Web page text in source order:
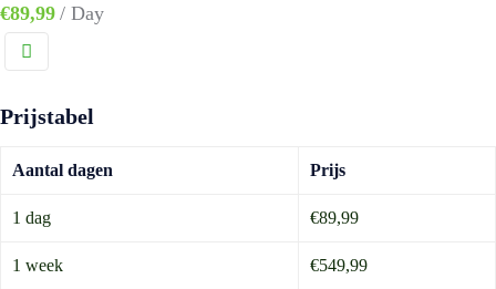
€89,99 / Day
Prijstabel
Aantal dagen Prijs
1 dag €89,99
1 week €549,99